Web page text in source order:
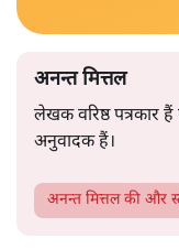
अनन्त मित्तल
लेखक वरिष्ठ पत्रकार
अनुवादक हैं।
अनन्त मित्तलकी और